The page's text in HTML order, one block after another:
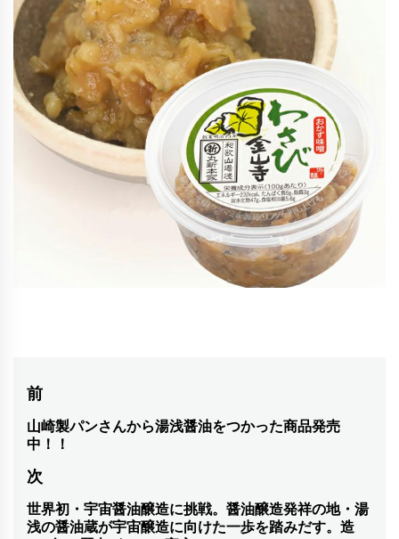
投
稿
ビ
ゲ
前
前
の
投
稿:
山崎製パンさんから湯浅醤油をつかった商品発売
中！！
次
次
世界初・宇宙醤油醸造に挑戦。醤油醸造発祥の地・湯
浅の醤油蔵が宇宙醸造に向けた一歩を踏みだす。造